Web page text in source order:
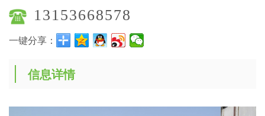
13153668578
一键分享：
信息详情